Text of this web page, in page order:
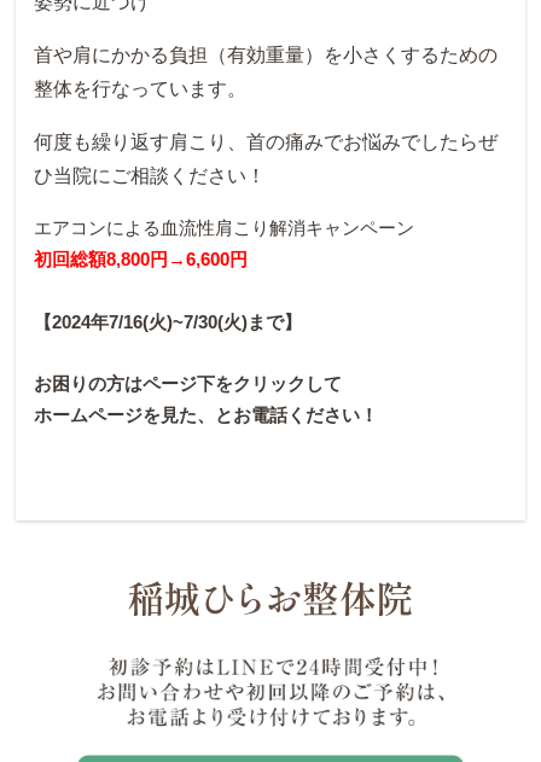
首や肩にかかる負担（有効重量）を小さくするための
整体を行なっています。
何度も繰り返す肩こり、首の痛みでお悩みでしたらぜ
ひ当院にご相談ください！
エアコンによる血流性肩こり解消キャンペーン
初回総額8,800円→6,600円
【2024年7/16(火)~7/30(火)まで】
お困りの方はページ下をクリックして
ホームページを見た、とお電話ください！